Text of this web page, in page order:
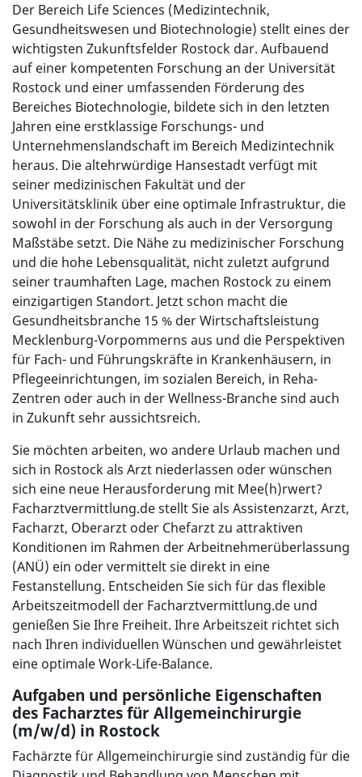
Der Bereich Life Sciences (Medizintechnik,
Gesundheitswesen und Biotechnologie) stellt eines der
wichtigsten Zukunftsfelder Rostock dar. Aufbauend
auf einer kompetenten Forschung an der Universität
Rostock und einer umfassenden Förderung des
Bereiches Biotechnologie, bildete sich in den letzten
Jahren eine erstklassige Forschungs- und
Unternehmenslandschaft im Bereich Medizintechnik
heraus. Die altehrwürdige Hansestadt verfügt mit
seiner medizinischen Fakultät und der
Universitätsklinik über eine optimale Infrastruktur, die
sowohl in der Forschung als auch in der Versorgung
Maßstäbe setzt. Die Nähe zu medizinischer Forschung
und die hohe Lebensqualität, nicht zuletzt aufgrund
seiner traumhaften Lage, machen Rostock zu einem
einzigartigen Standort. Jetzt schon macht die
Gesundheitsbranche 15 % der Wirtschaftsleistung
Mecklenburg-Vorpommerns aus und die Perspektiven
für Fach- und Führungskräfte in Krankenhäusern, in
Pflegeeinrichtungen, im sozialen Bereich, in Reha-
Zentren oder auch in der Wellness-Branche sind auch
in Zukunft sehr aussichtsreich.
Sie möchten arbeiten, wo andere Urlaub machen und
sich in Rostock als Arzt niederlassen oder wünschen
sich eine neue Herausforderung mit Mee(h)rwert?
Facharztvermittlung.de stellt Sie als Assistenzarzt, Arzt,
Facharzt, Oberarzt oder Chefarzt zu attraktiven
Konditionen im Rahmen der Arbeitnehmerüberlassung
(ANÜ) ein oder vermittelt sie direkt in eine
Festanstellung. Entscheiden Sie sich für das flexible
Arbeitszeitmodell der Facharztvermittlung.de und
genießen Sie Ihre Freiheit. Ihre Arbeitszeit richtet sich
nach Ihren individuellen Wünschen und gewährleistet
eine optimale Work-Life-Balance.
Aufgaben und persönliche Eigenschaften
des Facharztes für Allgemeinchirurgie
(m/w/d) in Rostock
Fachärzte für Allgemeinchirurgie sind zuständig für die